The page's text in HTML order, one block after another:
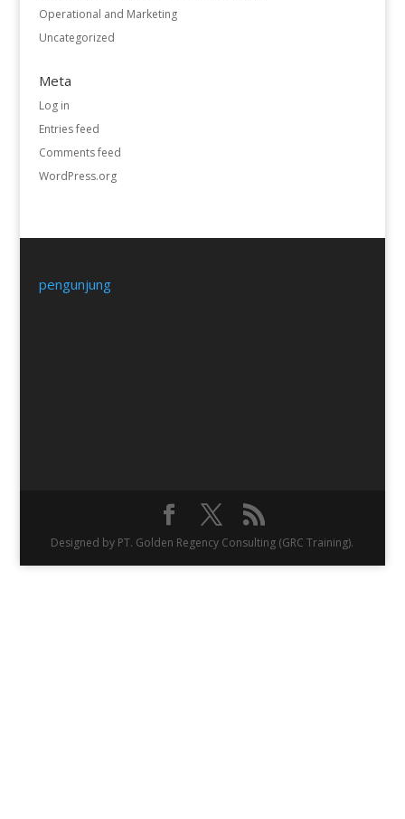
Operational and Marketing
Uncategorized
Meta
Log in
Entries feed
Comments feed
WordPress.org
pengunjung
Designed by PT. Golden Regency Consulting (GRC Training).